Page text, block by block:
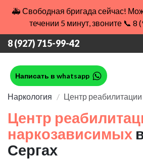
🚑 Свободная бригада сейчас!
течении 5 минут, звоните 📞 8
8 (927) 715-99-42
Написать в whatsapp
Наркология Центр
Центр
наркозависимых
Сергах